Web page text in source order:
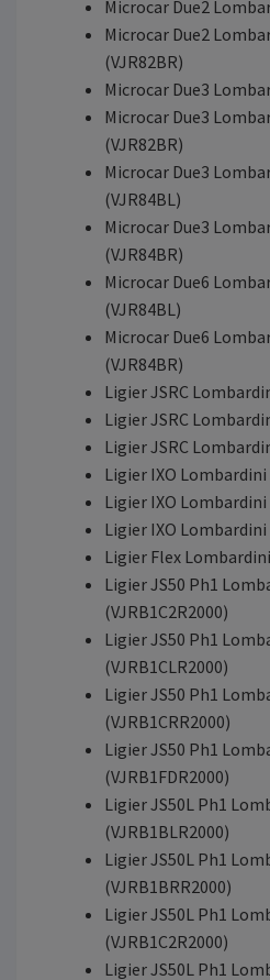
Microcar Due2
Microcar Due2
(VJR82BR)
Microcar Due3
Microcar Due3
(VJR82BR)
Microcar Due3
(VJR84BL)
Microcar Due3
(VJR84BR)
Microcar Due6
(VJR84BL)
Microcar Due6
(VJR84BR)
Ligier JSRC
Ligier JSRC
Ligier JSRC
Ligier IXO Lombardini
Ligier IXO Lombardini
Ligier IXO Lombardini
Ligier Flex Lombardini
Ligier JS50 Ph1
(VJRB1C2R2000)
Ligier JS50 Ph1
(VJRB1CLR2000)
Ligier JS50 Ph1
(VJRB1CRR2000)
Ligier JS50 Ph1
(VJRB1FDR2000)
Ligier JS50L Ph1
(VJRB1BLR2000)
Ligier JS50L Ph1
(VJRB1BRR2000)
Ligier JS50L Ph1
(VJRB1C2R2000)
Ligier JS50L Ph1